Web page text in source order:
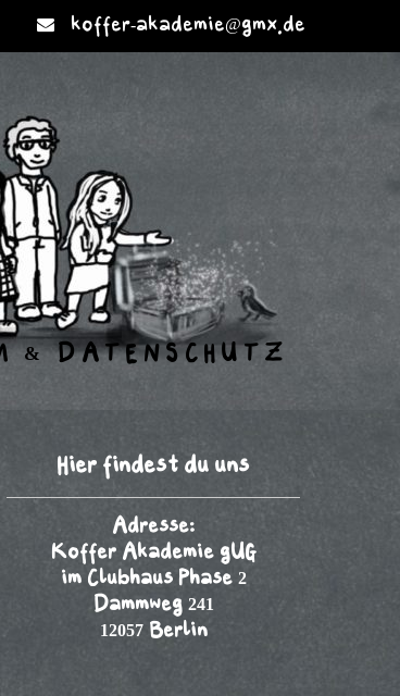
koffer-akademie@gmx.de
& DATENSCHUTZ
Hier findest du uns
Adresse:
Koffer Akademie gUG
im Clubhaus Phase 2
Dammweg 241
12057 Berlin